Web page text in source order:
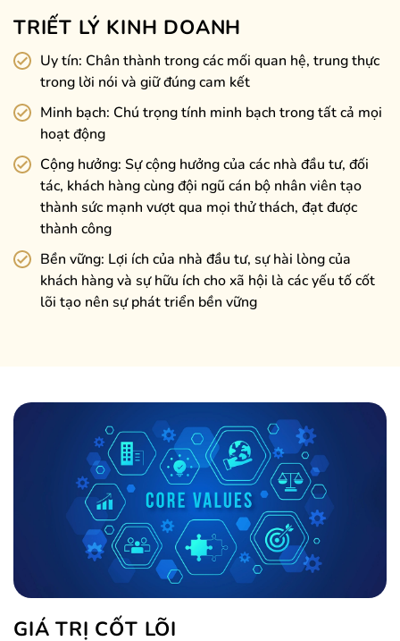
TRIẾT LÝ KINH DOANH
Uy tín: Chân thành trong các mối quan hệ, trung thực
trong lời nói và giữ đúng cam kết
Minh bạch: Chú trọng tính minh bạch trong tất cả mọi
hoạt động
Cộng hưởng: Sự cộng hưởng của các nhà đầu tư, đối
tác, khách hàng cùng đội ngũ cán bộ nhân viên tạo
thành sức mạnh vượt qua mọi thử thách, đạt được
thành công
Bền vững: Lợi ích của nhà đầu tư, sự hài lòng của
khách hàng và sự hữu ích cho xã hội là các yếu tố cốt
lõi tạo nên sự phát triển bền vững
GIÁ TRỊ CỐT LÕI